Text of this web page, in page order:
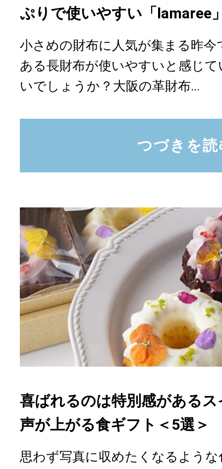
ぷりで使いやすい「lamaree
小さめの財布に人気が集まる昨
ある長財布が使いやすいと感じ
いでしょうか？大阪の革財布...
つづきを読
喜ばれるのは特別感がある
声が上がる食ギフト＜5選＞
思わず写真に収めたくなるよう